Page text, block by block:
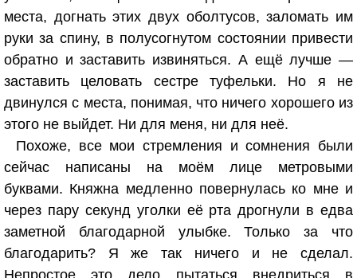
места, догнать этих двух оболтусов, заломать им
руки за спину, в полусогнутом состоянии привести
обратно и заставить извиняться. А ещё лучше —
заставить целовать сестре туфельки. Но я не
двинулся с места, понимая, что ничего хорошего из
этого не выйдет. Ни для меня, ни для неё.
Похоже, все мои стремления и сомнения были
сейчас написаны на моём лице метровыми
буквами. Княжна медленно повернулась ко мне и
через пару секунд уголки её рта дрогнули в едва
заметной благодарной улыбке. Только за что
благодарить? Я же так ничего и не сделал.
Непростое это дело пытаться внедриться в